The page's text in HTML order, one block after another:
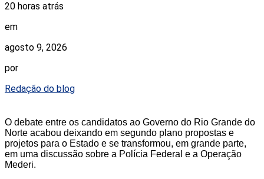
20 horas atrás
em
agosto 9, 2026
por
Redação do blog
O debate entre os candidatos ao Governo do Rio Grande do
Norte acabou deixando em segundo plano propostas e
projetos para o Estado e se transformou, em grande parte,
em uma discussão sobre a Polícia Federal e a Operação
Mederi.